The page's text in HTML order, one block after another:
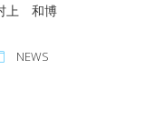
上 和博
NEWS